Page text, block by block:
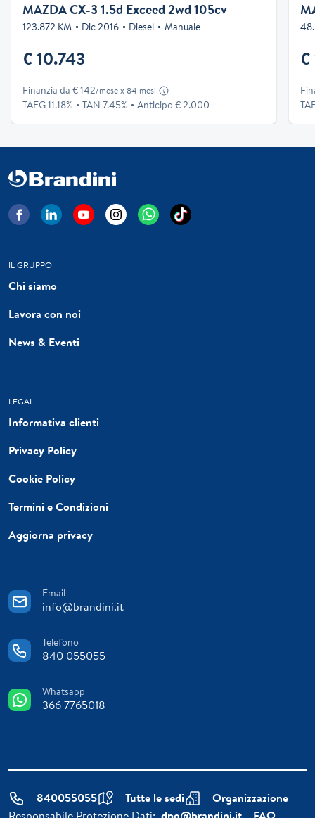
MAZDA CX-3 1.5d Exceed 2wd 105cv
123.872 KM Dic 2016 Diesel Manuale
€ 10.743
Finanzia da € 142/mese x 84 mesi
TAEG 11.18% TAN 7.45% Anticipo € 2.000
€
IL GRUPPO
Chi siamo
Lavora con noi
News & Eventi
LEGAL
Informativa clienti
Privacy Policy
Cookie Policy
Termini e Condizioni
Aggiorna privacy
Email
info@brandini.it
Telefono
840 055055
Whatsapp
366 7765018
840055055 Tutte le sedi
Organizzazione